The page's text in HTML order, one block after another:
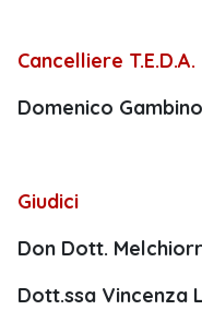
Cancelliere T.E.D.A.
Domenico Gambino
Giudici
Don Dott.
Dott.ssa Vincenza